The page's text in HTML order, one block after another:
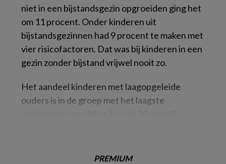
niet in een bijstandsgezin opgroeiden ging het
om 11 procent. Onder kinderen uit
bijstandsgezinnen had 9 procent te maken met
vier risicofactoren. Dat was bij kinderen in een
gezin zonder bijstand vrijwel nooit zo.
Het aandeel kinderen met laagopgeleide
ouders is in de groep met het laagste
PREMIUM